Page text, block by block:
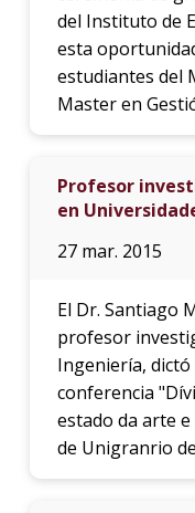
del Instituto de
esta
estudiantes del
Master en
Profesor
en
27 mar. 2015
El Dr. Santiago
profesor
Ingeniería, dictó
conferencia
estado da arte
de Unigranrio